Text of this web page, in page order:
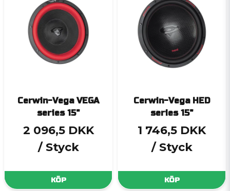
Cerwin-Vega VEGA
series 15"
2 096,5 DKK
/ Styck
KÖP
Cerwin-Vega HED
series 15"
1 746,5 DKK
/ Styck
KÖP